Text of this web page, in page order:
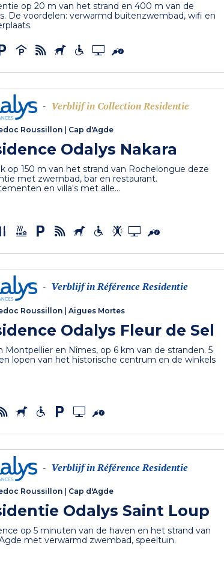
op 20 m van het strand en 400 m van de
De voordelen: verwarmd buitenzwembad, wifi en
- Verblijf in Collection Residentie
Roussillon Cap d'Agde
Odalys Nakara
op 150 m van het strand van Rochelongue deze
met zwembad, bar en restaurant.
en villa's met alle...
- Verblijf in Référence Residentie
Roussillon |Aigues Mortes
Odalys Fleur de Sel
Montpellier en Nîmes, op 6 km van de stranden. 5
lopen van het historische centrum en de winkels
- Verblijf in Référence Residentie
Roussillon Cap d'Agde
Odalys Saint Loup
op 5 minuten van de haven en het strand van
met verwarmd zwembad, speeltuin.